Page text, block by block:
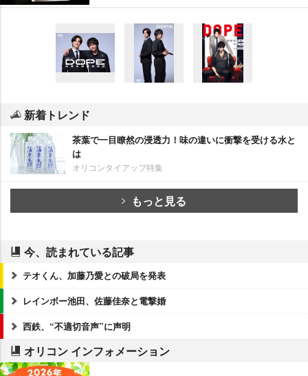
新着トレンド
茶葉で一目瞭然の浸透力！味の違いに衝撃を受ける水と
は
オリコンタイアップ特集
もっと見る
今、読まれている記事
テオくん、加藤乃愛との破局を発表
レインボー池田、佐藤佳奈と電撃婚
西鉄、“不適切音声”に声明
オリコン インフォメーション